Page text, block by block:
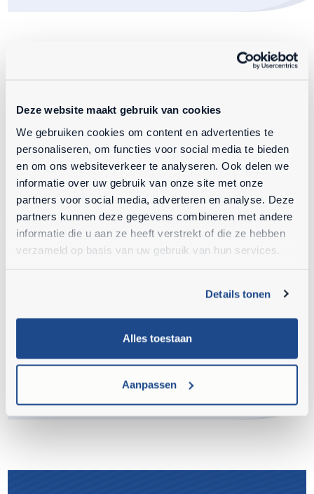
Deze website maakt gebruik van cookies
We gebruiken cookies om content en advertenties te
personaliseren, om functies voor social media te bieden
en om ons websiteverkeer te analyseren. Ook delen we
informatie over uw gebruik van onze site met onze
partners voor social media, adverteren en analyse. Deze
partners kunnen deze gegevens combineren met andere
informatie die u aan ze heeft verstrekt of die ze hebben
verzameld op basis van uw gebruik van hun services.
Details tonen
Alles toestaan
Aanpassen
Compacte hoogkieper
Bakinhoud Uitkiephoogte gelift 1602 mm